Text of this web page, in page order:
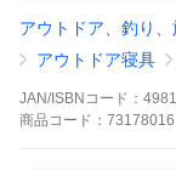
・スリム収納
※耐荷重表記は静止
※記載は商品仕様の
できません。特に適
アウトドア、釣り
アウトドア寝具
JAN/ISBNコード：
商品 コード： 73178016